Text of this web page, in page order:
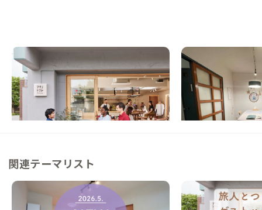
NEW 秋田A邸
秋田県 ゲストハウス
【秋田駅からバス10分】カフェとコワーキ
ング併設、ゆるやかな交流のある家
この家からの距離 0km
NEW
秋田県 ゲストハウス
【まるっと貸切専用
仕事とまちの時間を
この家からの距離 0km
関連テーマリスト